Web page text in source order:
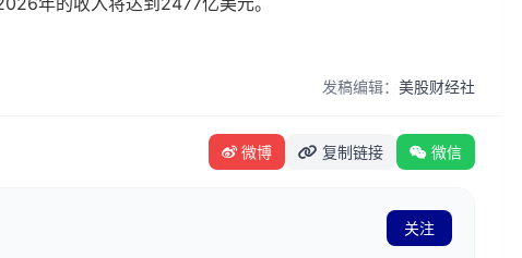
发稿编辑：美股财经社
微博 复制链接 微信
关注